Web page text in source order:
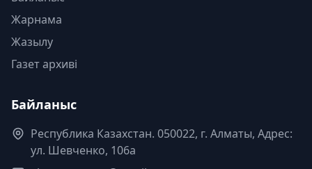
Жарнама
Жазылу
Газет архиві
Байланыс
Республика Казахстан. 050022, г. Алматы, Адрес:
ул. Шевченко, 106а